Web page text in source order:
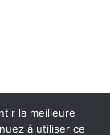
la meilleure
à utiliser ce